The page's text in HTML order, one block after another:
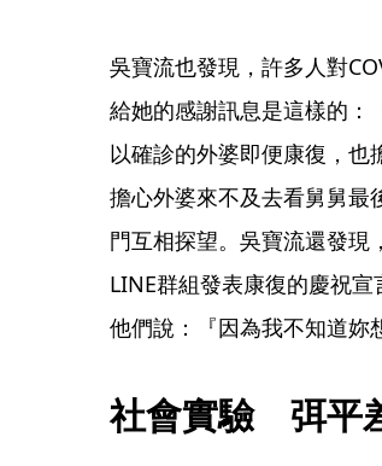
吳寶流也發現，許多人對
給她的感謝訊息是這樣的：
以確診的外婆即便康復，也
擔心外婆來不及去看舅舅最
門互相探望。吳寶流還發現
LINE群組發表康復的慶祝
他們說：『因為我不知道妳
社會實驗　弭平